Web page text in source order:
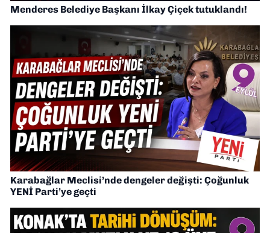
Menderes Belediye Başkanı İlkay Çiçek tutuklandı!
Karabağlar Meclisi’nde dengeler değişti: Çoğunluk
YENİ Parti’ye geçti